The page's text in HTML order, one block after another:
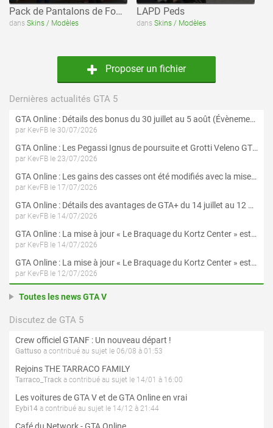
Pack de Pantalons de Football (Adidas)
dans Skins / Modèles
LAPD Peds
dans Skins / Modèles
Proposer un fichier
Dernières actualités GTA 5
GTA Online : Détails des bonus du 30 juillet au 5 août (Évènement « Braquages d'été »)
par KevFB le 30/07/2026
GTA Online : Les Pegassi Ignus de poursuite et Grotti Veleno GT sont maintenant disponibles
par KevFB le 23/07/2026
GTA Online : Les gains des casses ont été modifiés avec la mise à jour « Le Braquage du Kortz Center »
par KevFB le 17/07/2026
GTA Online : Détails des avantages de GTA+ du 14 juillet au 12 août
par KevFB le 14/07/2026
GTA Online : La mise à jour « Le Braquage du Kortz Center » est maintenant disponible
par KevFB le 14/07/2026
GTA Online : La mise à jour « Le Braquage du Kortz Center » est disponible en préchargement sur PS5 et Xbox Series X|S
par KevFB le 12/07/2026
Toutes les news GTA V
Discutez de GTA 5
Crew officiel GTANF : Un nouveau départ !
Gattuso a contribué au sujet le 06/08 à 01:53
Rejoins THE TARRACO FAMILY
Tarraco_Track a contribué au sujet le 14/01 à 16:00
Les voitures de GTA V et de GTA Online en vrai
Eybi14 a contribué au sujet le 14/12 à 21:44